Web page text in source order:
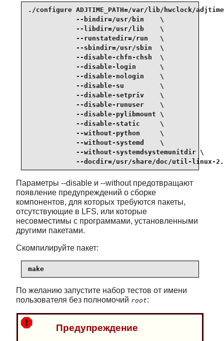
./configure ADJTIME_PATH=/var/lib/hwclock/
            --bindir=/usr/bin    \
            --libdir=/usr/lib    \
            --runstatedir=/run   \
            --sbindir=/usr/sbin  \
            --disable-chfn-chsh  \
            --disable-login      \
            --disable-nologin    \
            --disable-su         \
            --disable-setpriv    \
            --disable-runuser    \
            --disable-pylibmount \
            --disable-static     \
            --without-python     \
            --without-systemd    \
            --without-systemdsystemunitdir \
--docdir=/usr/share/doc/util-linux-
Параметры --disable и --without предотвращают
появление предупреждений о сборке
компонентов, для которых требуются пакеты,
отсутствующие в LFS, или которые
несовместимы с программами, установленными
другими пакетами.
Скомпилируйте пакет:
make
По желанию запустите набор тестов от имени
пользователя без полномочий root:
Предупреждение